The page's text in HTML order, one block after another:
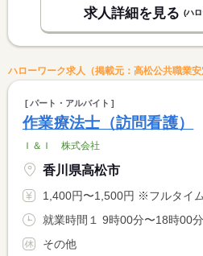
求人詳細を見る (ハ
ハローワーク求人（掲載元：高松公共職業安
パート・アルバイト
作業療法士（訪問看護）
Ｉ＆Ｉ 株式会社
香川県高松市
1,400円〜1,500円 ※フルタイム求人の場合は月額（換算額）
その他